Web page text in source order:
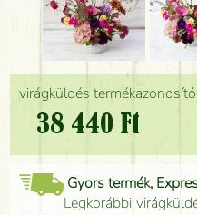
virágküldés
38 440 Ft
Gyors termék,
Legkorábbi